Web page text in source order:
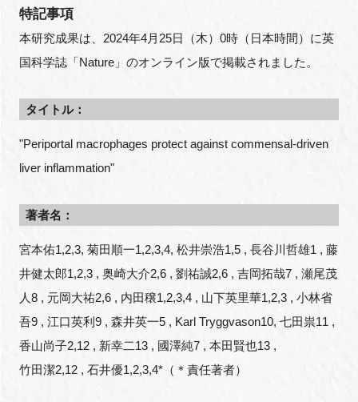
特記事項
本研究成果は、2024年4月25日（木）0時（日本時間）に英
国科学誌「Nature」のオンライン版で掲載されました。
タイトル：
"Periportal macrophages protect against commensal-driven
liver inflammation"
著者名：
宮本佑1,2,3, 菊田順一1,2,3,4, 松井崇浩1,5 , 長谷川哲雄1 , 藤
井健太郎1,2,3 , 奥崎大介2,6 , 劉祐誠2,6 , 吉岡拓哉7 , 瀬尾茂
人8 , 元岡大祐2,6 , 内田穣1,2,3,4 , 山下英里華1,2,3 , 小林省
吾9 , 江口英利9 , 森井英一5 , Karl Tryggvason10, 七田祟11 ,
香山尚子2,12 , 新幸二13 , 國澤純7 , 本田賢也13 ,
竹田潔2,12 , 石井優1,2,3,4*（＊責任著者）